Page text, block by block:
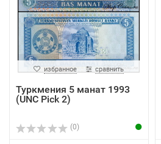
избранное сравнить
Туркмения 5 манат 1993
(UNC Pick 2)
(0)